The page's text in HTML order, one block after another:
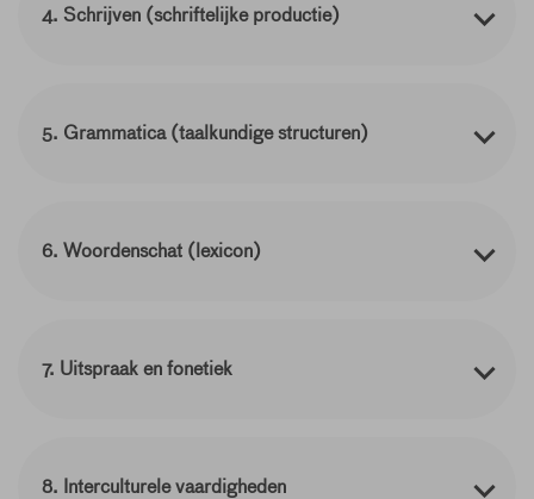
4. Schrijven (schriftelijke productie)
5. Grammatica (taalkundige structuren)
6. Woordenschat (lexicon)
7. Uitspraak en fonetiek
8. Interculturele vaardigheden